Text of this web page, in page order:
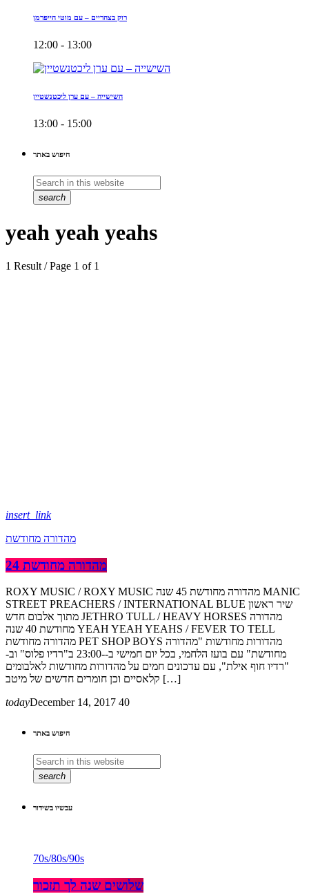
רוק בצהריים – עם מוטי הייפרמן
12:00 - 13:00
השישייה – עם ערן ליכטנשטיין
13:00 - 15:00
חיפוש באתר
search
yeah yeah yeahs
1 Result / Page 1 of 1
insert_link
מהדורה מחודשת
מהדורה מחודשת 24
ROXY MUSIC / ROXY MUSIC מהדורה מחודשת 45 שנה MANIC
STREET PREACHERS / INTERNATIONAL BLUE שיר ראשון
מתוך אלבום חדש JETHRO TULL / HEAVY HORSES מהדורה
מחודשת 40 שנה YEAH YEAH YEAHS / FEVER TO TELL
מהדורה מחודשת PET SHOP BOYS מהדורות מחודשות "מהדורה
מחודשת" עם בועז הלחמי, בכל יום חמישי ב--23:00 ב"רדיו פלוס" וב-
"רדיו חוף אילת", עם עדכונים חמים על מהדורות מחודשות לאלבומים
קלאסיים וכן חומרים חדשים של מיטב […]
todayDecember 14, 2017 40
חיפוש באתר
search
עכשיו בשידור
70s/80s/90s
שלושים שנה לך תזכור